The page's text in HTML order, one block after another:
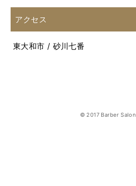
アクセス
東大和市 / 砂川七番
© 2017 Barber Salon